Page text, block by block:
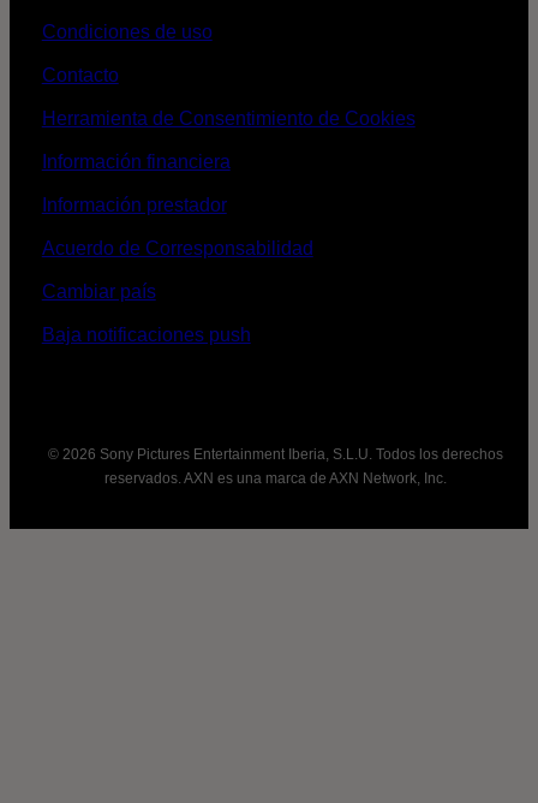
Condiciones de uso
Contacto
Herramienta de Consentimiento de Cookies
Información financiera
Información prestador
Acuerdo de Corresponsabilidad
Cambiar país
Baja notificaciones push
© 2026 Sony Pictures Entertainment Iberia, S.L.U. Todos los derechos
reservados. AXN es una marca de AXN Network, Inc.